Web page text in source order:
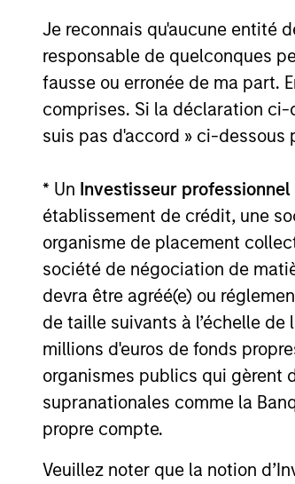
Je reconnais qu'aucune entité
responsable de quelconques
fausse ou erronée de ma part.
comprises. Si la déclaration ci-
suis pas d'accord » ci-dessous
* Un Investisseur professionnel
établissement de crédit, une
organisme de placement
société de négociation de
devra être agréé(e) ou
de taille suivants à l’échelle
millions d'euros de fonds
organismes publics qui gèrent
supranationales comme la
propre compte.
Veuillez noter que la notion
What Makes
Meet the